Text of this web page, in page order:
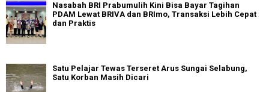
Nasabah BRI Prabumulih Kini Bisa Bayar Tagihan
PDAM Lewat BRIVA dan BRImo, Transaksi Lebih Cepat
dan Praktis
Satu Pelajar Tewas Terseret Arus Sungai Selabung,
Satu Korban Masih Dicari